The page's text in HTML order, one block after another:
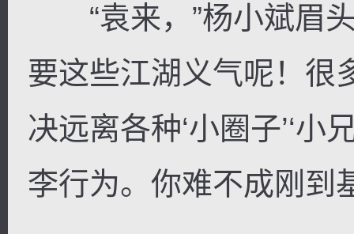
“袁来，”杨小斌眉头
要这些江湖义气呢！很
决远离各种‘小圈子’‘小
李行为。你难不成刚到